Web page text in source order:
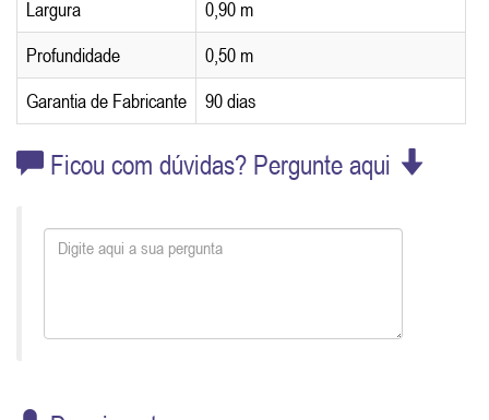
Largura
0,90 m
Profundidade
0,50 m
Garantia de Fabricante
90 dias
Ficou com dúvidas? Pergunte aqui